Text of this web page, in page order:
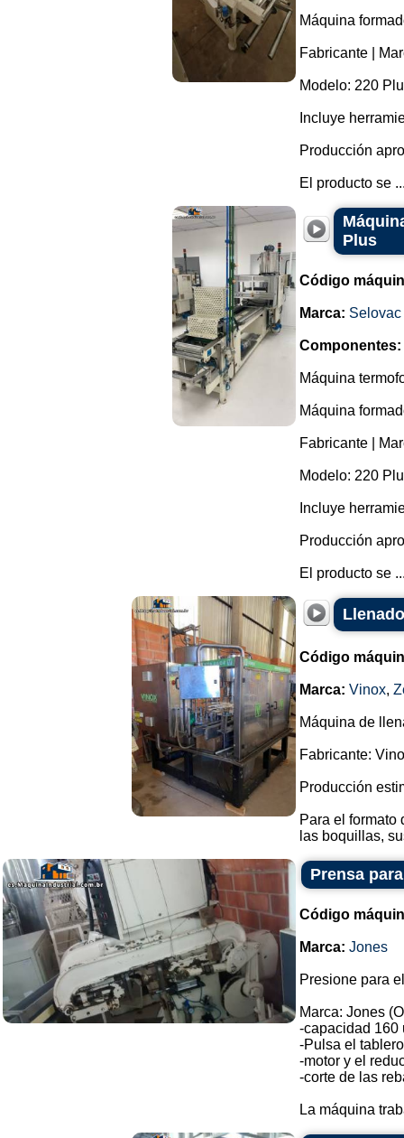
Máquina
Fabricante |
Modelo: 220
Incluye
Producción
El producto se
Plus
Código
Marca: Selovac
Componentes:
Máquina
Máquina
Fabricante |
Modelo: 220
Incluye
Producción
El producto se
Código
Marca: Vinox,
Máquina de
Fabricante:
Producción
Para el formato
las boquillas,
Prensa
Código
Marca: Jones
Presione para
Marca: Jones
-capacidad 160
-Pulsa el
-motor y el
-corte de las
La máquina